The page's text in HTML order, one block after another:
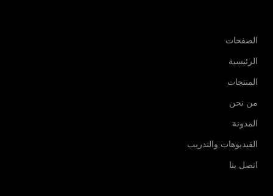
الصفحات
الرئيسية
المنتجات
من نحن
المدونة
الفيديوهات والتدريب
اتصل بنا